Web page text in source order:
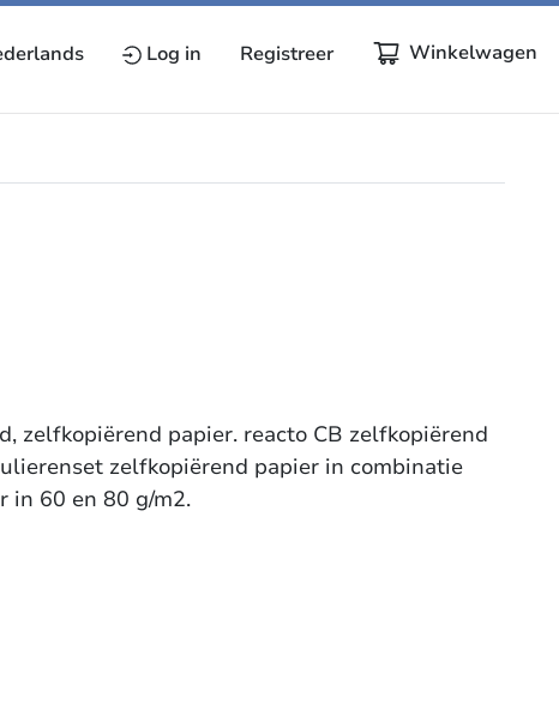
Log in Registreer Winkelwagen
zelfkopiërend papier. reacto CB zelfkopiërend
zelfkopiërend papier in combinatie
in 60 en 80 g/m2.